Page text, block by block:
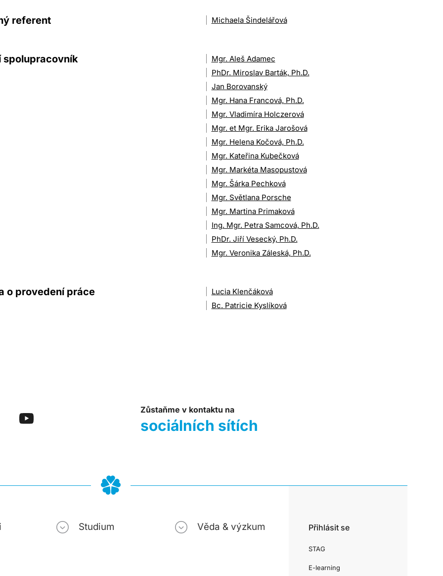
referent Michaela Šindelářová
spolupracovník
Mgr. Aleš Adamec
PhDr. Miroslav Barták, Ph.D.
Jan Borovanský
Mgr. Hana Francová, Ph.D.
Mgr. Vladimíra Holczerová
Mgr. et Mgr. Erika Jarošová
Mgr. Helena Kočová, Ph.D.
Mgr. Kateřina Kubečková
Mgr. Markéta Masopustová
Mgr. Šárka Pechková
Mgr. Světlana Porsche
Mgr. Martina Primaková
Ing. Mgr. Petra Samcová, Ph.D.
PhDr. Jiří Vesecký, Ph.D.
Mgr. Veronika Záleská, Ph.D.
o provedení práce
Lucia Klenčáková
Bc. Patricie Kyslíková
Zůstaňme v kontaktu na
sociálních sítích
Studium Věda & výzkum Přihlásit se
STAG
E-learning